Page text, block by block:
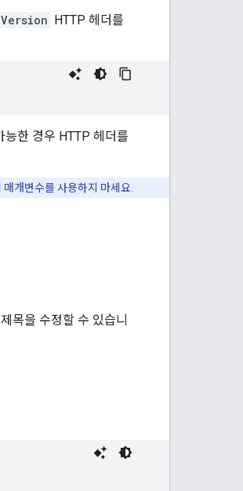
HTTP 헤더를
능한 경우 HTTP 헤더를
매개변수를 사용하지 마세요.
목을 수정할 수 있습니